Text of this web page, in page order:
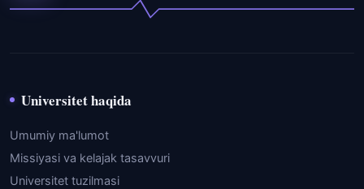
Universitet haqida
Umumiy ma'lumot
Missiyasi va kelajak tasavvuri
Universitet tuzilmasi